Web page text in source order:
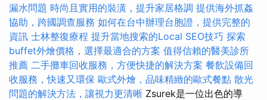
漏水問題 時尚且實用的裝潢，提升家居格調 提供海外抓姦
協助，跨國調查服務 如何在台中辦理台胞證，提供完整的
資訊 士林整復療程 提升當地搜索的Local SEO技巧 探索
buffet外燴價格，選擇最適合的方案 值得信賴的醫美診所
推薦 二手攤車回收服務，方便快捷的解決方案 餐飲設備回
收服務，快速又環保 歐式外燴，品味精緻的歐式餐點 散光
問題的解決方法，讓視力更清晰 Zsurek是一位出色的導